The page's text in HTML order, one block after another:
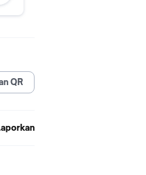
QR